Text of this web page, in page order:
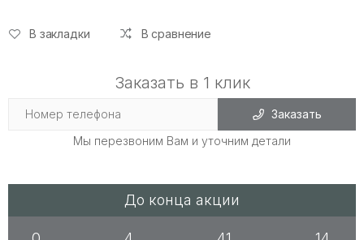
В закладки В сравнение
Заказать в 1 клик
Заказать
Мы перезвоним Вам и уточним детали
До конца акции